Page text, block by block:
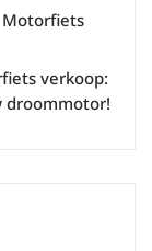
Motorfiets
verkoop:
droommotor!